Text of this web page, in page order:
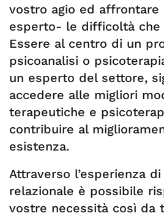
vostro agio ed affrontare
esperto- le difficoltà che
Essere al centro di un
psicoanalisi o
un esperto del settore,
accedere alle migliori
terapeutiche e
contribuire al
esistenza.
Attraverso l’esperienza
relazionale è possibile
vostre necessità così da